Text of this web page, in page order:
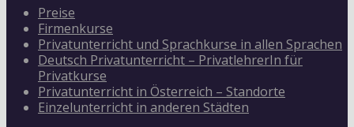
Preise
Firmenkurse
Privatunterricht und Sprachkurse in allen Sprachen
Deutsch Privatunterricht – PrivatlehrerIn für
Privatkurse
Privatunterricht in Österreich – Standorte
Einzelunterricht in anderen Städten